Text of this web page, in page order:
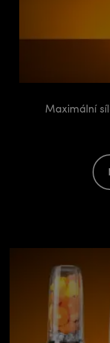
Maximální